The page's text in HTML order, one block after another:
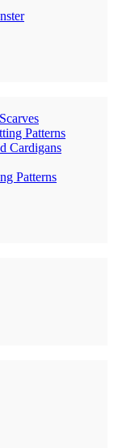
Patterns
Cardigans
Patterns